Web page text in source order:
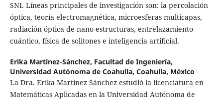
SNI. Líneas principales de investigación son: la percolación
óptica, teoría electromagnética, microesferas multicapas,
radiación óptica de nano-estructuras, entrelazamiento
cuántico, física de solitones e inteligencia artificial.
Erika Martínez-Sánchez, Facultad de Ingeniería,
Universidad Autónoma de Coahuila, Coahuila, México
La Dra. Erika Martínez Sánchez estudió la licenciatura en
Matemáticas Aplicadas en la Universidad Autónoma de